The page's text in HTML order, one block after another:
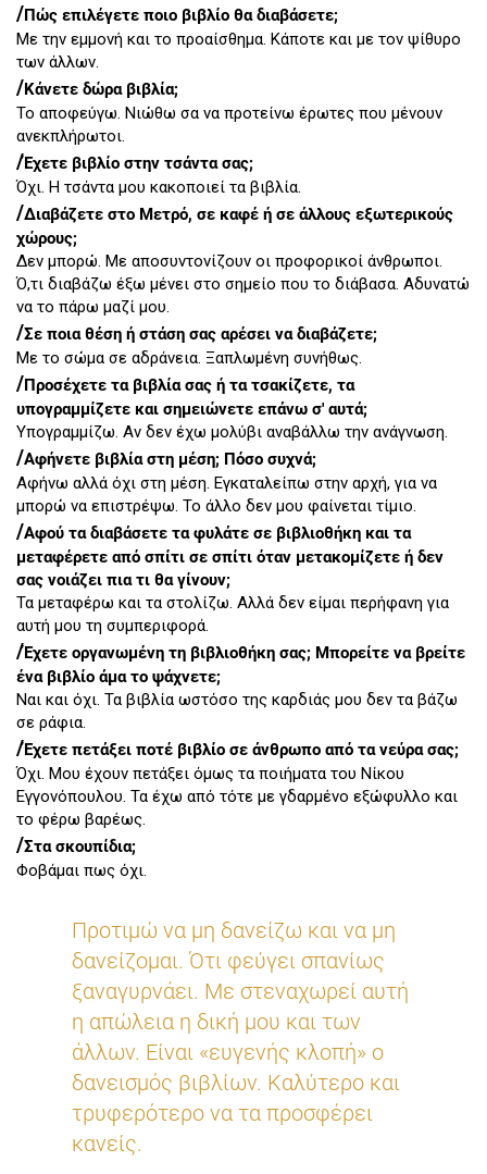
/Πώς επιλέγετε ποιο βιβλίο θα διαβάσετε;
Με την εμμονή και το προαίσθημα. Κάποτε και με τον ψίθυρο
των άλλων.
/Κάνετε δώρα βιβλία;
Το αποφεύγω. Νιώθω σα να προτείνω έρωτες που μένουν
ανεκπλήρωτοι.
/Έχετε βιβλίο στην τσάντα σας;
Όχι. Η τσάντα μου κακοποιεί τα βιβλία.
/Διαβάζετε στο Μετρό, σε καφέ ή σε άλλους εξωτερικούς
χώρους;
Δεν μπορώ. Με αποσυντονίζουν οι προφορικοί άνθρωποι.
Ό,τι διαβάζω έξω μένει στο σημείο που το διάβασα. Αδυνατώ
να το πάρω μαζί μου.
/Σε ποια θέση ή στάση σας αρέσει να διαβάζετε;
Με το σώμα σε αδράνεια. Ξαπλωμένη συνήθως.
/Προσέχετε τα βιβλία σας ή τα τσακίζετε, τα
υπογραμμίζετε και σημειώνετε επάνω σ' αυτά;
Υπογραμμίζω. Αν δεν έχω μολύβι αναβάλλω την ανάγνωση.
/Αφήνετε βιβλία στη μέση; Πόσο συχνά;
Αφήνω αλλά όχι στη μέση. Εγκαταλείπω στην αρχή, για να
μπορώ να επιστρέψω. Το άλλο δεν μου φαίνεται τίμιο.
/Αφού τα διαβάσετε τα φυλάτε σε βιβλιοθήκη και τα
μεταφέρετε από σπίτι σε σπίτι όταν μετακομίζετε ή δεν
σας νοιάζει πια τι θα γίνουν;
Τα μεταφέρω και τα στολίζω. Αλλά δεν είμαι περήφανη για
αυτή μου τη συμπεριφορά.
/Έχετε οργανωμένη τη βιβλιοθήκη σας; Μπορείτε να βρείτε
ένα βιβλίο άμα το ψάχνετε;
Ναι και όχι. Τα βιβλία ωστόσο της καρδιάς μου δεν τα βάζω
σε ράφια.
/Έχετε πετάξει ποτέ βιβλίο σε άνθρωπο από τα νεύρα σας;
Όχι. Μου έχουν πετάξει όμως τα ποιήματα του Νίκου
Εγγονόπουλου. Τα έχω από τότε με γδαρμένο εξώφυλλο και
το φέρω βαρέως.
/Στα σκουπίδια;
Φοβάμαι πως όχι.
Προτιμώ να μη δανείζω και να μη
δανείζομαι. Ότι φεύγει σπανίως
ξαναγυρνάει. Με στεναχωρεί αυτή
η απώλεια η δική μου και των
άλλων. Είναι «ευγενής κλοπή» ο
δανεισμός βιβλίων. Καλύτερο και
τρυφερότερο να τα προσφέρει
κανείς.